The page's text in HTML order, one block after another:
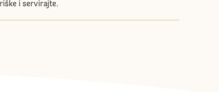
i servirajte.